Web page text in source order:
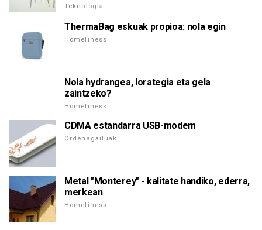
Teknologia
ThermaBag eskuak propioa: nola egin
Homeliness
Nola hydrangea, lorategia eta gela
zaintzeko?
Homeliness
CDMA estandarra USB-modem
Ordenagailuak
Metal "Monterey" - kalitate handiko, ederra,
merkean
Homeliness